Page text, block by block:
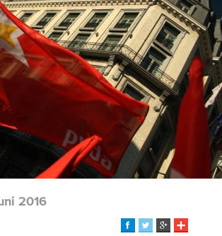
2016